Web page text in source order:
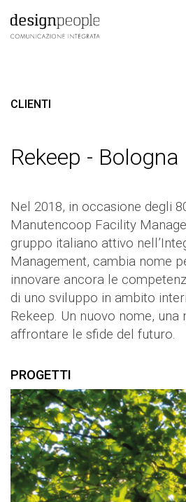
CLIENTI
Rekeep - Bologna
Nel 2018, in occasione degli
Manutencoop Facility
gruppo italiano attivo
Management, cambia nome
innovare ancora le
di uno sviluppo in ambito
Rekeep. Un nuovo nome, una
affrontare le sfide del futuro.
PROGETTI